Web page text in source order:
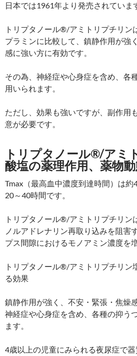
日本では1961年より発売されていま
トリプタノール®/アミトリプチリン
プラミンに比較して、鎮静作用が強
感に強い方に有効です。
その為、神経症や心身症を含め、各
用いられます。
ただし、効果も強いですが、副作用
意が必要です。
トリプタノール®/アミ
酸塩の薬理作用、薬物
Tmax（最高血中濃度到達時間）は約
20～40時間です。
トリプタノール®/アミトリプチリン
ノルアドレナリン再取り込みを阻害
プス間隙におけるモノアミン濃度を
トリプタノール®/アミトリプチリン
る効果
鎮静作用が強く、不安・緊張・焦燥
神経症や心身症を含め、各種の抑う
ます。
4歳以上の児童にみられる夜尿症で